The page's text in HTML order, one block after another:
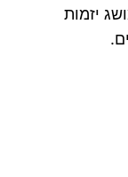
יזמות